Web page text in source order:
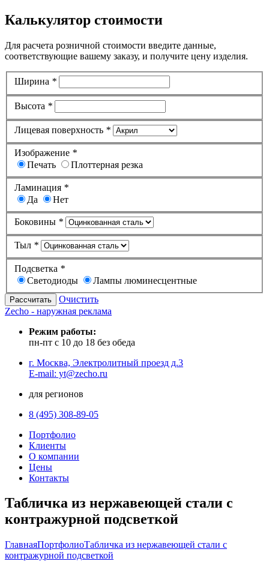
Калькулятор стоимости
Для расчета розничной стоимости введите данные,
соответствующие вашему заказу, и получите цену изделия.
Ширина *
Высота *
Лицевая поверхность *
Изображение *
Печать
Плоттерная резка
Ламинация *
Да
Нет
Боковины *
Тыл *
Подсветка *
Светодиоды
Лампы люминесцентные
Очистить
Zecho - наружная реклама
Режим работы:
пн-пт с 10 до 18 без обеда
г. Москва, Электролитный проезд д.3
E-mail: yt@zecho.ru
для регионов
8 (495) 308-89-05
Портфолио
Клиенты
О компании
Цены
Контакты
Табличка из нержавеющей стали с
контражурной подсветкой
ГлавнаяПортфолиоТабличка из нержавеющей стали с
контражурной подсветкой